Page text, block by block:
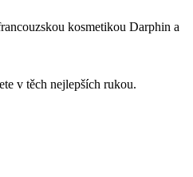
kosmetikou Darphin a
v těch nejlepších rukou.